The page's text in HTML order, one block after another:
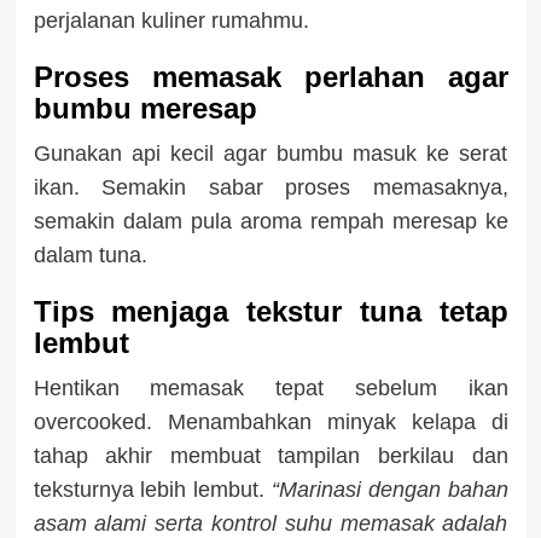
perjalanan kuliner rumahmu.
Proses memasak perlahan agar
bumbu meresap
Gunakan api kecil agar bumbu masuk ke serat
ikan. Semakin sabar proses memasaknya,
semakin dalam pula aroma rempah meresap ke
dalam tuna.
Tips menjaga tekstur tuna tetap
lembut
Hentikan memasak tepat sebelum ikan
overcooked. Menambahkan minyak kelapa di
tahap akhir membuat tampilan berkilau dan
teksturnya lebih lembut. “Marinasi dengan bahan
asam alami serta kontrol suhu memasak adalah